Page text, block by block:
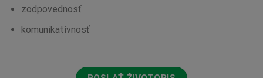
zodpovednosť
komunikatívnosť